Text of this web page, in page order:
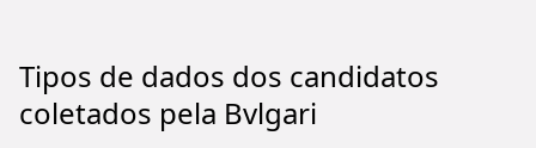
Tipos de dados dos candidatos
coletados pela Bvlgari